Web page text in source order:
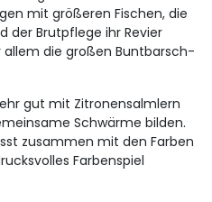
mit größeren Fischen, die
der Brutpflege ihr Revier
die großen Buntbarsch-
gut mit Zitronensalmlern
Schwärme bilden.
zusammen mit den Farben
Farbenspiel